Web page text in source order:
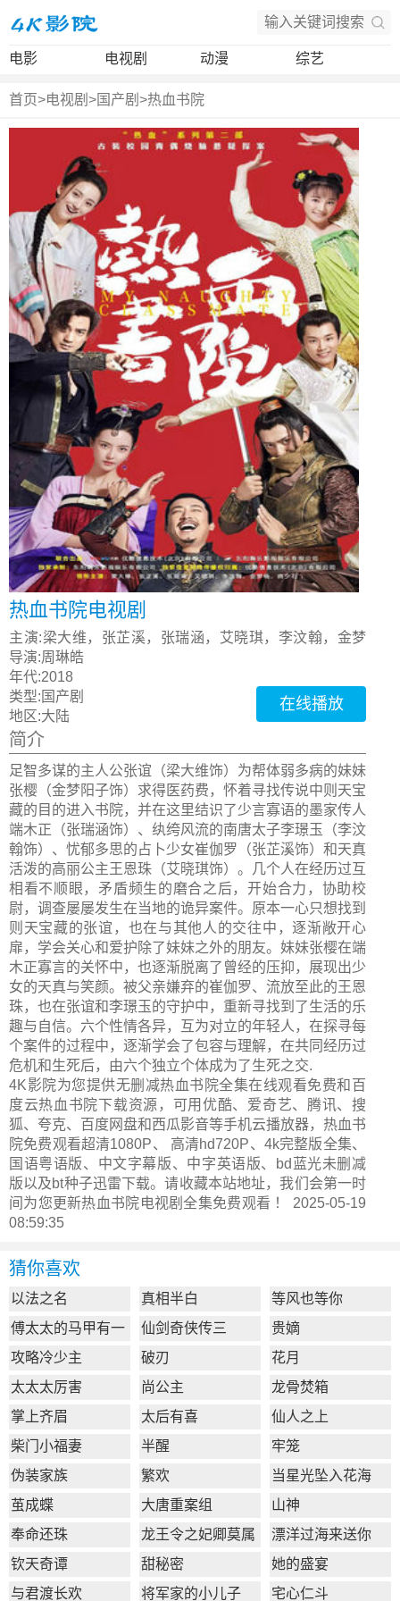
电影 电视剧 动漫 综艺
首页>电视剧 >国产剧 >热血书院
热血书院电视剧
主演:梁大维，张芷溪，张瑞涵，艾晓琪，李汶翰，金梦
阳子，曲少石
导演:周琳皓
年代:2018
类型: 国产剧
地区:大陆
在线播放
简介
足智多谋的主人公张谊（梁大维饰）为帮体弱多病的妹妹
张樱（金梦阳子饰）求得医药费，怀着寻找传说中则天宝
藏的目的进入书院，并在这里结识了少言寡语的墨家传人
端木正（张瑞涵饰）、纨绔风流的南唐太子李璟玉（李汶
翰饰）、忧郁多思的占卜少女崔伽罗（张芷溪饰）和天真
活泼的高丽公主王恩珠（艾晓琪饰）。几个人在经历过互
相看不顺眼，矛盾频生的磨合之后，开始合力，协助校
尉，调查屡屡发生在当地的诡异案件。原本一心只想找到
则天宝藏的张谊，也在与其他人的交往中，逐渐敞开心
扉，学会关心和爱护除了妹妹之外的朋友。妹妹张樱在端
木正寡言的关怀中，也逐渐脱离了曾经的压抑，展现出少
女的天真与笑颜。被父亲嫌弃的崔伽罗、流放至此的王恩
珠，也在张谊和李璟玉的守护中，重新寻找到了生活的乐
趣与自信。六个性情各异，互为对立的年轻人，在探寻每
个案件的过程中，逐渐学会了包容与理解，在共同经历过
危机和生死后，由六个独立个体成为了生死之交.
4K影院为您提供无删减热血书院全集在线观看免费和百
度云热血书院下载资源，可用优酷、爱奇艺、腾讯、搜
狐、夸克、百度网盘和西瓜影音等手机云播放器，热血书
院免费观看超清1080P、 高清hd720P、4k完整版全集、
国语粤语版、中文字幕版、中字英语版、bd蓝光未删减
版以及bt种子迅雷下载。请收藏本站地址，我们会第一时
间为您更新热血书院电视剧全集免费观看 ！ 2025-05-19
08:59:35
猜你喜欢
以法之名 真相半白
等风也等你
傅太太的马甲有一
点多
仙剑奇侠传三
贵嫡
攻略冷少主
破刃
花月
太太太厉害
尚公主
龙骨焚箱
掌上齐眉
太后有喜
仙人之上
柴门小福妻
半醒
牢笼
伪装家族
繁欢
当星光坠入花海
茧成蝶
大唐重案组
山神
奉命还珠
龙王令之妃卿莫属
漂洋过海来送你
钦天奇谭
甜秘密
她的盛宴
与君渡长欢
将军家的小儿子 宅心仁斗